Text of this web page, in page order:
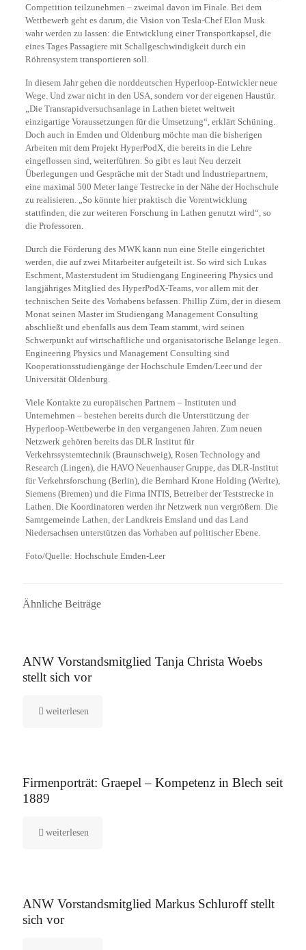
Competition teilzunehmen – zweimal davon im Finale. Bei dem
Wettbewerb geht es darum, die Vision von Tesla-Chef Elon Musk
wahr werden zu lassen: die Entwicklung einer Transportkapsel, die
eines Tages Passagiere mit Schallgeschwindigkeit durch ein
Röhrensystem transportieren soll.
In diesem Jahr gehen die norddeutschen Hyperloop-Entwickler neue
Wege. Und zwar nicht in den USA, sondern vor der eigenen Haustür.
„Die Transrapidversuchsanlage in Lathen bietet weltweit
einzigartige Voraussetzungen für die Umsetzung“, erklärt Schüning.
Doch auch in Emden und Oldenburg möchte man die bisherigen
Arbeiten mit dem Projekt HyperPodX, die bereits in die Lehre
eingeflossen sind, weiterführen. So gibt es laut Neu derzeit
Überlegungen und Gespräche mit der Stadt und Industriepartnern,
eine maximal 500 Meter lange Testrecke in der Nähe der Hochschule
zu realisieren. „So könnte hier praktisch die Vorentwicklung
stattfinden, die zur weiteren Forschung in Lathen genutzt wird“, so
die Professoren.
Durch die Förderung des MWK kann nun eine Stelle eingerichtet
werden, die auf zwei Mitarbeiter aufgeteilt ist. So wird sich Lukas
Eschment, Masterstudent im Studiengang Engineering Physics und
langjähriges Mitglied des HyperPodX-Teams, vor allem mit der
technischen Seite des Vorhabens befassen. Phillip Zürn, der in diesem
Monat seinen Master im Studiengang Management Consulting
abschließt und ebenfalls aus dem Team stammt, wird seinen
Schwerpunkt auf wirtschaftliche und organisatorische Belange legen.
Engineering Physics und Management Consulting sind
Kooperationsstudiengänge der Hochschule Emden/Leer und der
Universität Oldenburg.
Viele Kontakte zu europäischen Partnern – Instituten und
Unternehmen – bestehen bereits durch die Unterstützung der
Hyperloop-Wettbewerbe in den vergangenen Jahren. Zum neuen
Netzwerk gehören bereits das DLR Institut für
Verkehrssystemtechnik (Braunschweig), Rosen Technology and
Research (Lingen), die HAVO Neuenhauser Gruppe, das DLR-Institut
für Verkehrsforschung (Berlin), die Bernhard Krone Holding (Werlte),
Siemens (Bremen) und die Firma INTIS, Betreiber der Teststrecke in
Lathen. Die Koordinatoren werden ihr Netzwerk nun vergrößern. Die
Samtgemeinde Lathen, der Landkreis Emsland und das Land
Niedersachsen unterstützen das Vorhaben auf politischer Ebene.
Foto/Quelle: Hochschule Emden-Leer
Ähnliche Beiträge
ANW Vorstandsmitglied Tanja Christa Woebs
stellt sich vor
weiterlesen
Firmenporträt: Graepel – Kompetenz in Blech seit
1889
weiterlesen
ANW Vorstandsmitglied Markus Schluroff stellt
sich vor